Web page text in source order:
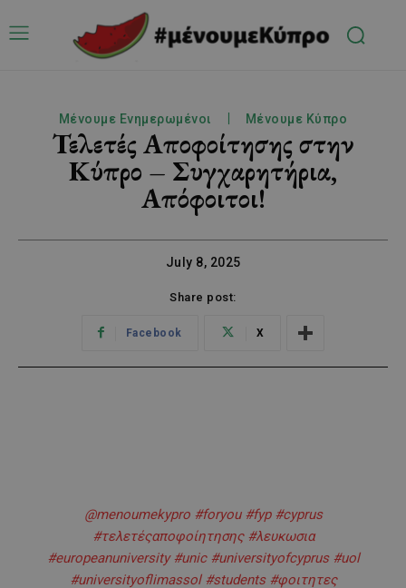
Μένουμε Ενημερωμένοι Μένουμε Κύπρο
Τελετές Αποφοίτησης στην
Κύπρο – Συγχαρητήρια,
Απόφοιτοι!
July 8, 2025
Share post:
Facebook X
@menoumekypro #foryou #fyp #cyprus
#τελετέςαποφοίητησης #λευκωσια
#europeanuniversity #unic #universityofcyprus #uol
#universityoflimassol #students #φοιτητες